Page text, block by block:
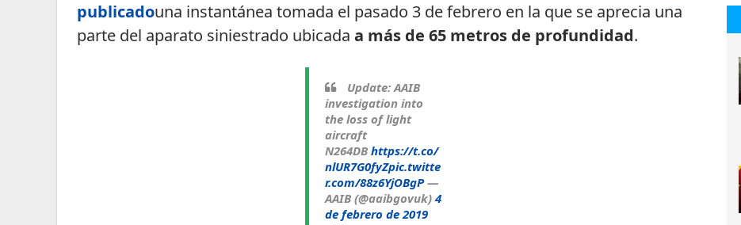
publicadouna instantánea tomada el pasado 3 de febrero en la que se aprecia una
parte del aparato siniestrado ubicada a más de 65 metros de profundidad.
Update: AAIB
investigation into
the loss of light
aircraft
N264DB https://t.co/
nlUR7G0fyZpic.twitte
r.com/88z6YjOBgP—
AAIB (@aaibgovuk) 4
de febrero de 2019